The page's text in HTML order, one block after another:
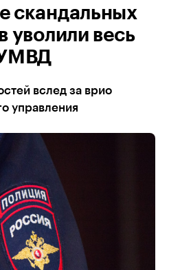
скандальных
уволили весь
УМВД
вслед за врио
управления